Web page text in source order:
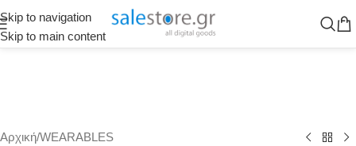
Skip to navigation
Skip to main content
Αρχική/WEARABLES